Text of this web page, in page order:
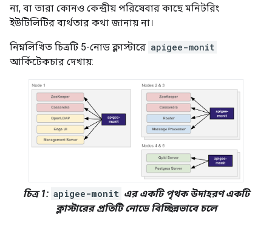
না, বা তারা কোনও কেন্দ্রীয় পরিষেবার কাছে মনিটরিং
ইউটিলিটির ব্যর্থতার কথা জানায় না।
নিম্নলিখিত চিত্রটি 5-নোড ক্লাস্টারে apigee-monit
আর্কিটেকচার দেখায়:
চিত্র 1: apigee-monit এর একটি পৃথক উদাহরণ একটি
ক্লাস্টারের প্রতিটি নোডে বিচ্ছিন্নভাবে চলে